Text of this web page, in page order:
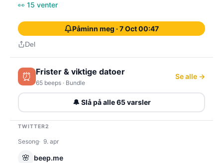
👀 15 venter
Påminn meg · 7 Oct 00:47
Del
⏰ Frister & viktige datoer
65 beeps · Bundle
Se alle →
🔔 Slå på alle 65 varsler
TWITTER2
Sesong 9. apr
🌸 beep.me